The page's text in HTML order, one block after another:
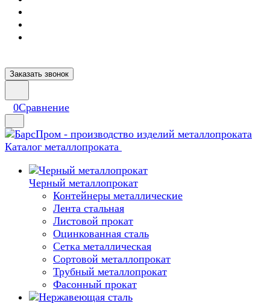
Заказать звонок
0Сравнение
Каталог металлопроката
Черный металлопрокат
Контейнеры металлические
Лента стальная
Листовой прокат
Оцинкованная сталь
Сетка металлическая
Сортовой металлопрокат
Трубный металлопрокат
Фасонный прокат